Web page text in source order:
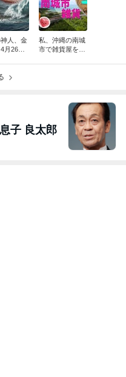
人、金
月26
るの
私、沖縄の南城
市で雑貨屋を始
める事に致しま
子 良太郎